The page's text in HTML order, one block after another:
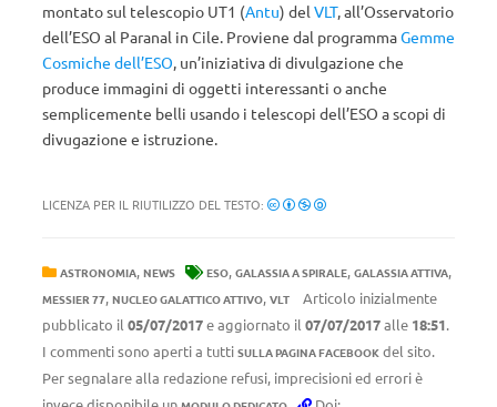
montato sul telescopio UT1 (Antu) del VLT, all’Osservatorio
dell’ESO al Paranal in Cile. Proviene dal programmaGemme
Cosmiche dell’ESO, un’iniziativa di divulgazione che
produce immagini di oggetti interessanti o anche
semplicemente belli usando i telescopi dell’ESO a scopi di
divugazione e istruzione.
LICENZA PER IL RIUTILIZZO DEL TESTO:
ASTRONOMIA, NEWS ESO, GALASSIA A SPIRALE, GALASSIA ATTIVA,
MESSIER 77, NUCLEO GALATTICO ATTIVO, VLT
Articolo inizialmente
pubblicato il 05/07/2017e aggiornato il 07/07/2017alle 18:51.
I commenti sono aperti a tutti SULLA PAGINA FACEBOOK del sito.
Per segnalare alla redazione refusi, imprecisioni ed errori è